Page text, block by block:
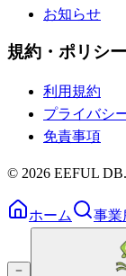
お知らせ
規約・ポリシー
利用規約
プライバシ
免責事項
© 2026 EEFUL
ホーム 事業